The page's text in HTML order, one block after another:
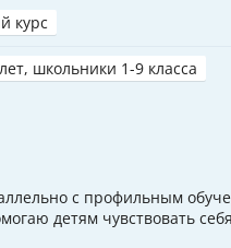
курс
школьники 1-9 класса
с профильным
детям чувствовать